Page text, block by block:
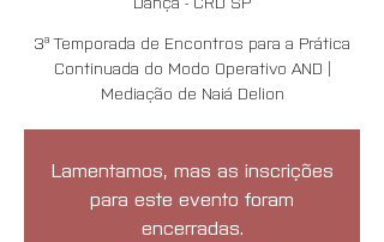
3ª Temporada de Encontros para a Prática
Continuada do Modo Operativo AND |
Mediação de Naiá Delion
Lamentamos, mas as inscrições
para este evento foram
encerradas.